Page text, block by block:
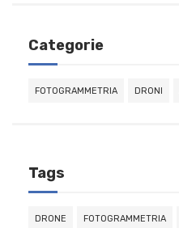
Categorie
FOTOGRAMMETRIA DRONI
Tags
DRONE FOTOGRAMMETRIA